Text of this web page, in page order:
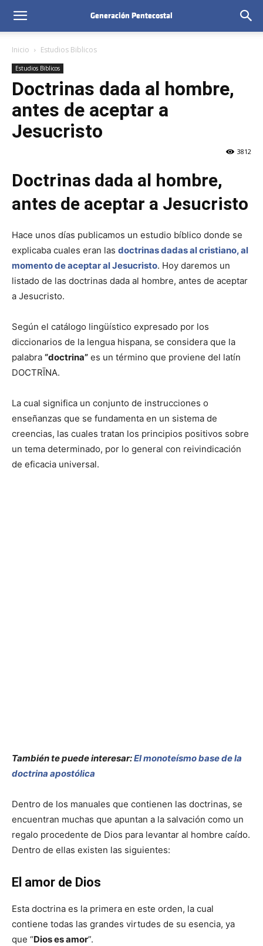
Inicio Estudios Biblicos
Estudios Biblicos
Doctrinas dada al hombre,
antes de aceptar a
Jesucristo
3812
Doctrinas dada al hombre,
antes de aceptar a Jesucristo
Hace unos días publicamos un estudio bíblico donde se
explicaba cuales eran las doctrinas dadas al cristiano, al
momento de aceptar al Jesucristo. Hoy daremos un
listado de las doctrinas dada al hombre, antes de aceptar
a Jesucristo.
Según el catálogo lingüístico expresado por los
diccionarios de la lengua hispana, se considera que la
palabra “doctrina” es un término que proviene del latín
DOCTRĪNA.
La cual significa un conjunto de instrucciones o
enseñanzas que se fundamenta en un sistema de
creencias, las cuales tratan los principios positivos sobre
un tema determinado, por lo general con reivindicación
de eficacia universal.
También te puede interesar:El monoteísmo base de la
doctrina apostólica
Dentro de los manuales que contienen las doctrinas, se
encuentran muchas que apuntan a la salvación como un
regalo procedente de Dios para levantar al hombre caído.
Dentro de ellas existen las siguientes:
El amor de Dios
Esta doctrina es la primera en este orden, la cual
contiene todas las grandes virtudes de su esencia, ya
que “Dios es amor”.